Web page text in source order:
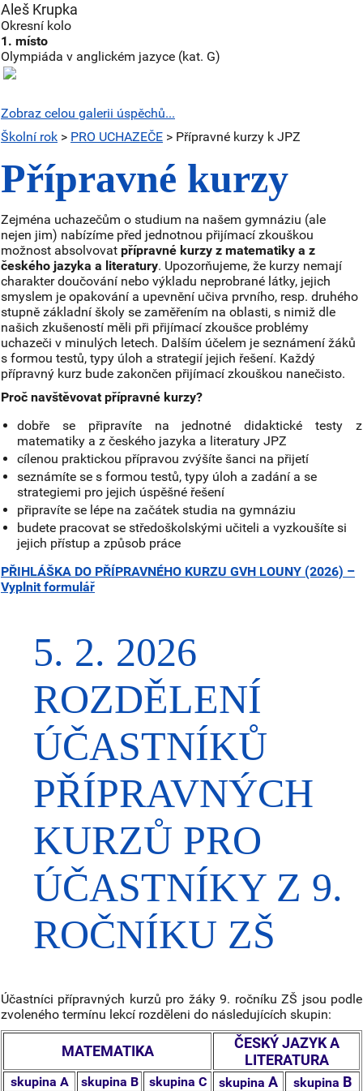
Aleš Krupka
Okresní kolo
1. místo
Olympiáda v anglickém jazyce (kat. G)
Zobraz celou galerii úspěchů...
Školní rok > PRO UCHAZEČE > Přípravné kurzy k JPZ
Přípravné kurzy
Zejména uchazečům o studium na našem gymnáziu (ale
nejen jim) nabízíme před jednotnou přijímací zkouškou
možnost absolvovat přípravné kurzy z matematiky a z
českého jazyka a literatury. Upozorňujeme, že kurzy nemají
charakter doučování nebo výkladu neprobrané látky, jejich
smyslem je opakování a upevnění učiva prvního, resp. druhého
stupně základní školy se zaměřením na oblasti, s nimiž dle
našich zkušeností měli při přijímací zkoušce problémy
uchazeči v minulých letech. Dalším účelem je seznámení žáků
s formou testů, typy úloh a strategií jejich řešení. Každý
přípravný kurz bude zakončen přijímací zkouškou nanečisto.
Proč navštěvovat přípravné kurzy?
dobře se připravíte na jednotné didaktické testy z
matematiky a z českého jazyka a literatury JPZ
cílenou praktickou přípravou zvýšíte šanci na přijetí
seznámíte se s formou testů, typy úloh a zadání a se
strategiemi pro jejich úspěšné řešení
připravíte se lépe na začátek studia na gymnáziu
budete pracovat se středoškolskými učiteli a vyzkoušíte si
jejich přístup a způsob práce
PŘIHLÁŠKA DO PŘÍPRAVNÉHO KURZU GVH LOUNY (2026) –
Vyplnit formulář
5. 2. 2026
ROZDĚLENÍ
ÚČASTNÍKŮ
PŘÍPRAVNÝCH
KURZŮ PRO
ÚČASTNÍKY Z 9.
ROČNÍKU ZŠ
Účastníci přípravných kurzů pro žáky 9. ročníku ZŠ jsou podle
zvoleného termínu lekcí rozděleni do následujících skupin:
MATEMATIKA
ČESKÝ JAZYK A
LITERATURA
skupina A skupina B skupina C skupina A skupina B